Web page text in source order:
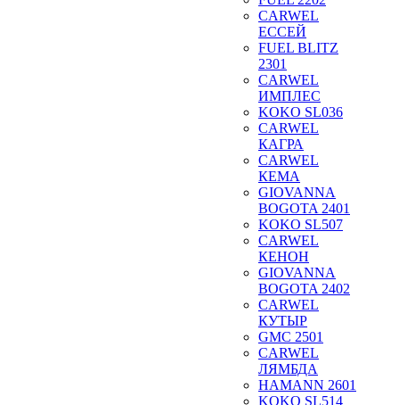
CARWEL
ЕССЕЙ
FUEL BLITZ
2301
CARWEL
ИМПЛЕС
KOKO SL036
CARWEL
КАГРА
CARWEL
КЕМА
GIOVANNA
BOGOTA 2401
KOKO SL507
CARWEL
КЕНОН
GIOVANNA
BOGOTA 2402
CARWEL
КУТЫР
GMC 2501
CARWEL
ЛЯМБДА
HAMANN 2601
KOKO SL514